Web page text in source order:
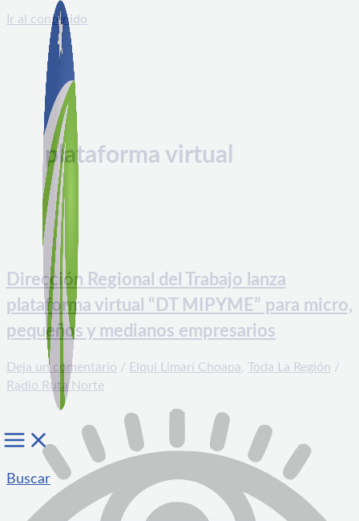
Ir al contenido
Buscar
plataforma virtual
Dirección Regional del Trabajo lanza
plataforma virtual “DT MIPYME” para micro,
pequeños y medianos empresarios
Deja un comentario / Elqui Limarí Choapa, Toda La Región /
Radio Ruta Norte